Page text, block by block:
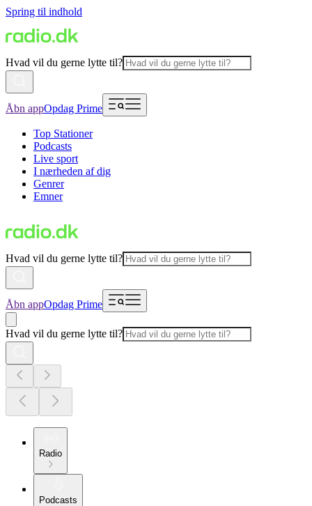
Spring til indhold
Hvad vil du gerne lytte til?
Åbn appOpdag Prime
Top Stationer
Podcasts
Live sport
I nærheden af dig
Genrer
Emner
Hvad vil du gerne lytte til?
Åbn appOpdag Prime
Hvad vil du gerne lytte til?
Radio
Podcasts